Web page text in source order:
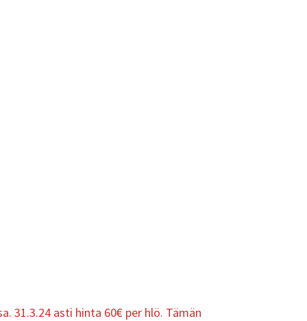
31.3.24 asti hinta 60€ per hlö. Tämän